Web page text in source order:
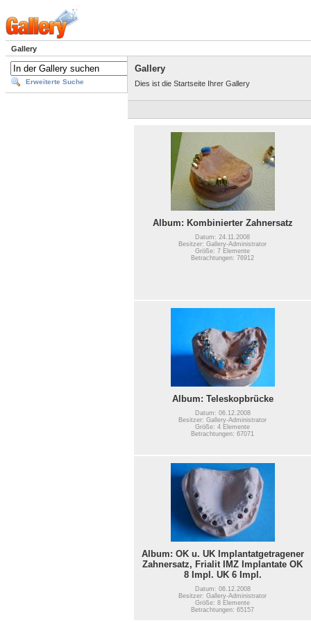
Gallery
Erweiterte Suche
Gallery
Dies ist die Startseite Ihrer Gallery
Album: Kombinierter Zahnersatz
Datum: 24.11.2008
Besitzer: Gallery-Administrator
Größe: 7 Elemente
Betrachtungen: 76912
Album: Teleskopbrücke
Datum: 06.12.2008
Besitzer: Gallery-Administrator
Größe: 4 Elemente
Betrachtungen: 67071
Album: OK u. UK Implantatgetragener
Zahnersatz, Frialit IMZ Implantate OK
8 Impl. UK 6 Impl.
Datum: 06.12.2008
Besitzer: Gallery-Administrator
Größe: 8 Elemente
Betrachtungen: 65157